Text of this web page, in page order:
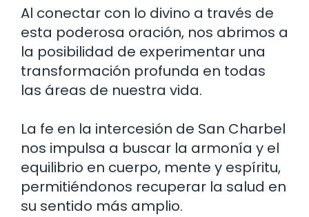
Al conectar con lo divino a través de
esta poderosa oración, nos abrimos a
la posibilidad de experimentar una
transformación profunda en todas
las áreas de nuestra vida.
La fe en la intercesión de San Charbel
nos impulsa a buscar la armonía y el
equilibrio en cuerpo, mente y espíritu,
permitiéndonos recuperar la salud en
su sentido más amplio.